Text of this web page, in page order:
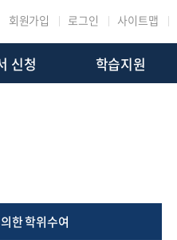
회원가입 로그인 사이트맵
신청 학습지원
한 학위수여